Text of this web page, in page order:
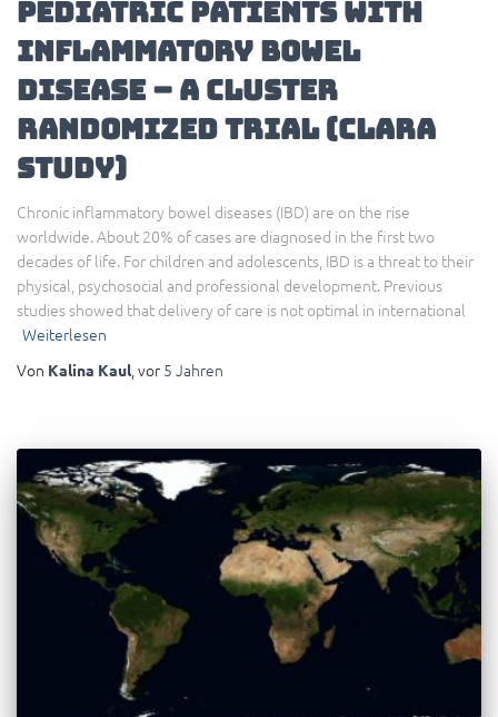
pediatric patients with
inflammatory bowel
disease – a cluster
randomized trial (CLARA
study)
Chronic inflammatory bowel diseases (IBD) are on the rise
worldwide. About 20% of cases are diagnosed in the first two
decades of life. For children and adolescents, IBD is a threat to their
physical, psychosocial and professional development. Previous
studies showed that delivery of care is not optimal in international
Weiterlesen
Von Kalina Kaul, vor 5 Jahren